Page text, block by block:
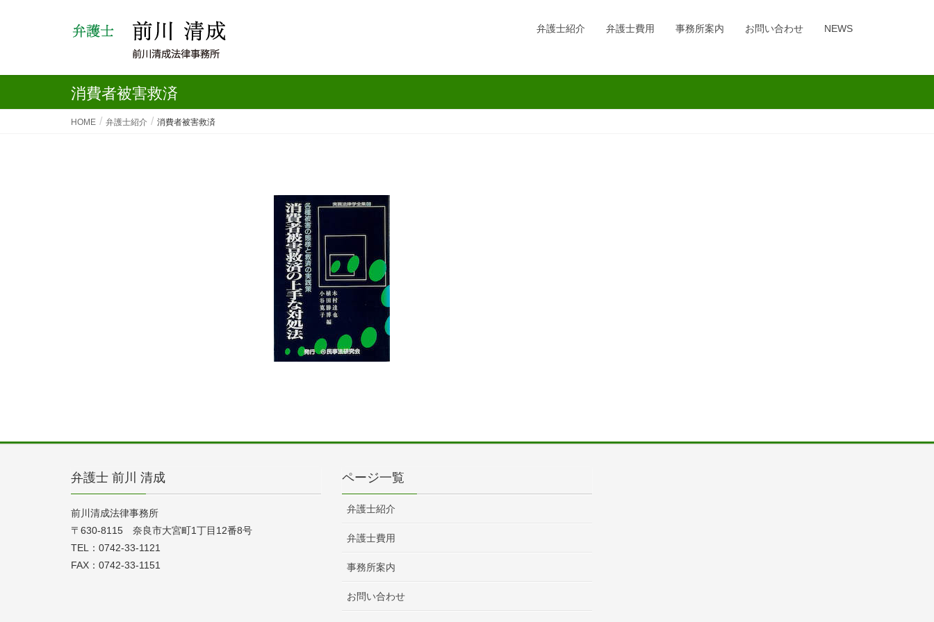
弁護士紹介 弁護士費用 事務所案内 お問い合わせ NEWS
消費者被害救済
HOME 弁護士紹介 消費者被害救済
弁護士 前川 清成
前川清成法律事務所
〒630-8115 奈良市大宮町1丁目12番8号
TEL：0742-33-1121
FAX：0742-33-1151
ページ一覧
弁護士紹介
弁護士費用
事務所案内
お問い合わせ